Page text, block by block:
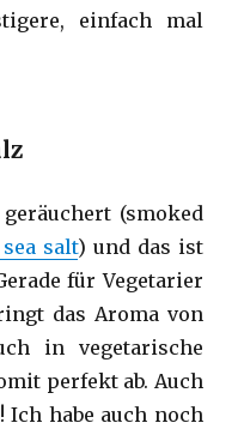
einfach mal
(smoked
salt) und das ist
für Vegetarier
das Aroma von
in vegetarische
perfekt ab. Auch
habe auch noch